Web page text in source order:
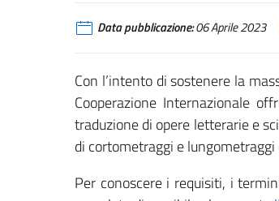
Data pubblicazione:06 Aprile 2023
Con l’intento di sostenere la
Cooperazione Internazionale
traduzione di opere letterarie e
di cortometraggi e
Per conoscere i requisiti, i